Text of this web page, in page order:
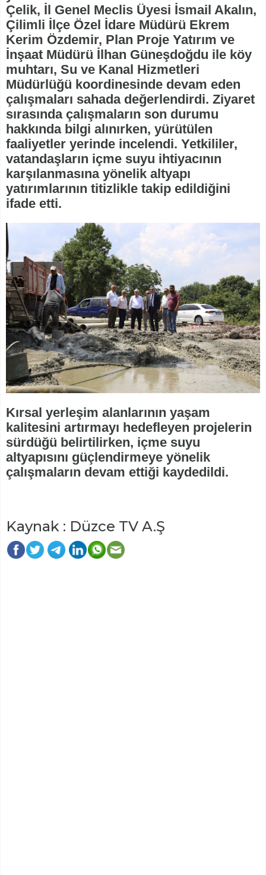
Çelik, İl Genel Meclis Üyesi İsmail Akalın,
Çilimli İlçe Özel İdare Müdürü Ekrem
Kerim Özdemir, Plan Proje Yatırım ve
İnşaat Müdürü İlhan Güneşdoğdu ile köy
muhtarı, Su ve Kanal Hizmetleri
Müdürlüğü koordinesinde devam eden
çalışmaları sahada değerlendirdi. Ziyaret
sırasında çalışmaların son durumu
hakkında bilgi alınırken, yürütülen
faaliyetler yerinde incelendi. Yetkililer,
vatandaşların içme suyu ihtiyacının
karşılanmasına yönelik altyapı
yatırımlarının titizlikle takip edildiğini
ifade etti.
Kırsal yerleşim alanlarının yaşam
kalitesini artırmayı hedefleyen projelerin
sürdüğü belirtilirken, içme suyu
altyapısını güçlendirmeye yönelik
çalışmaların devam ettiği kaydedildi.
Kaynak : Düzce TV A.Ş